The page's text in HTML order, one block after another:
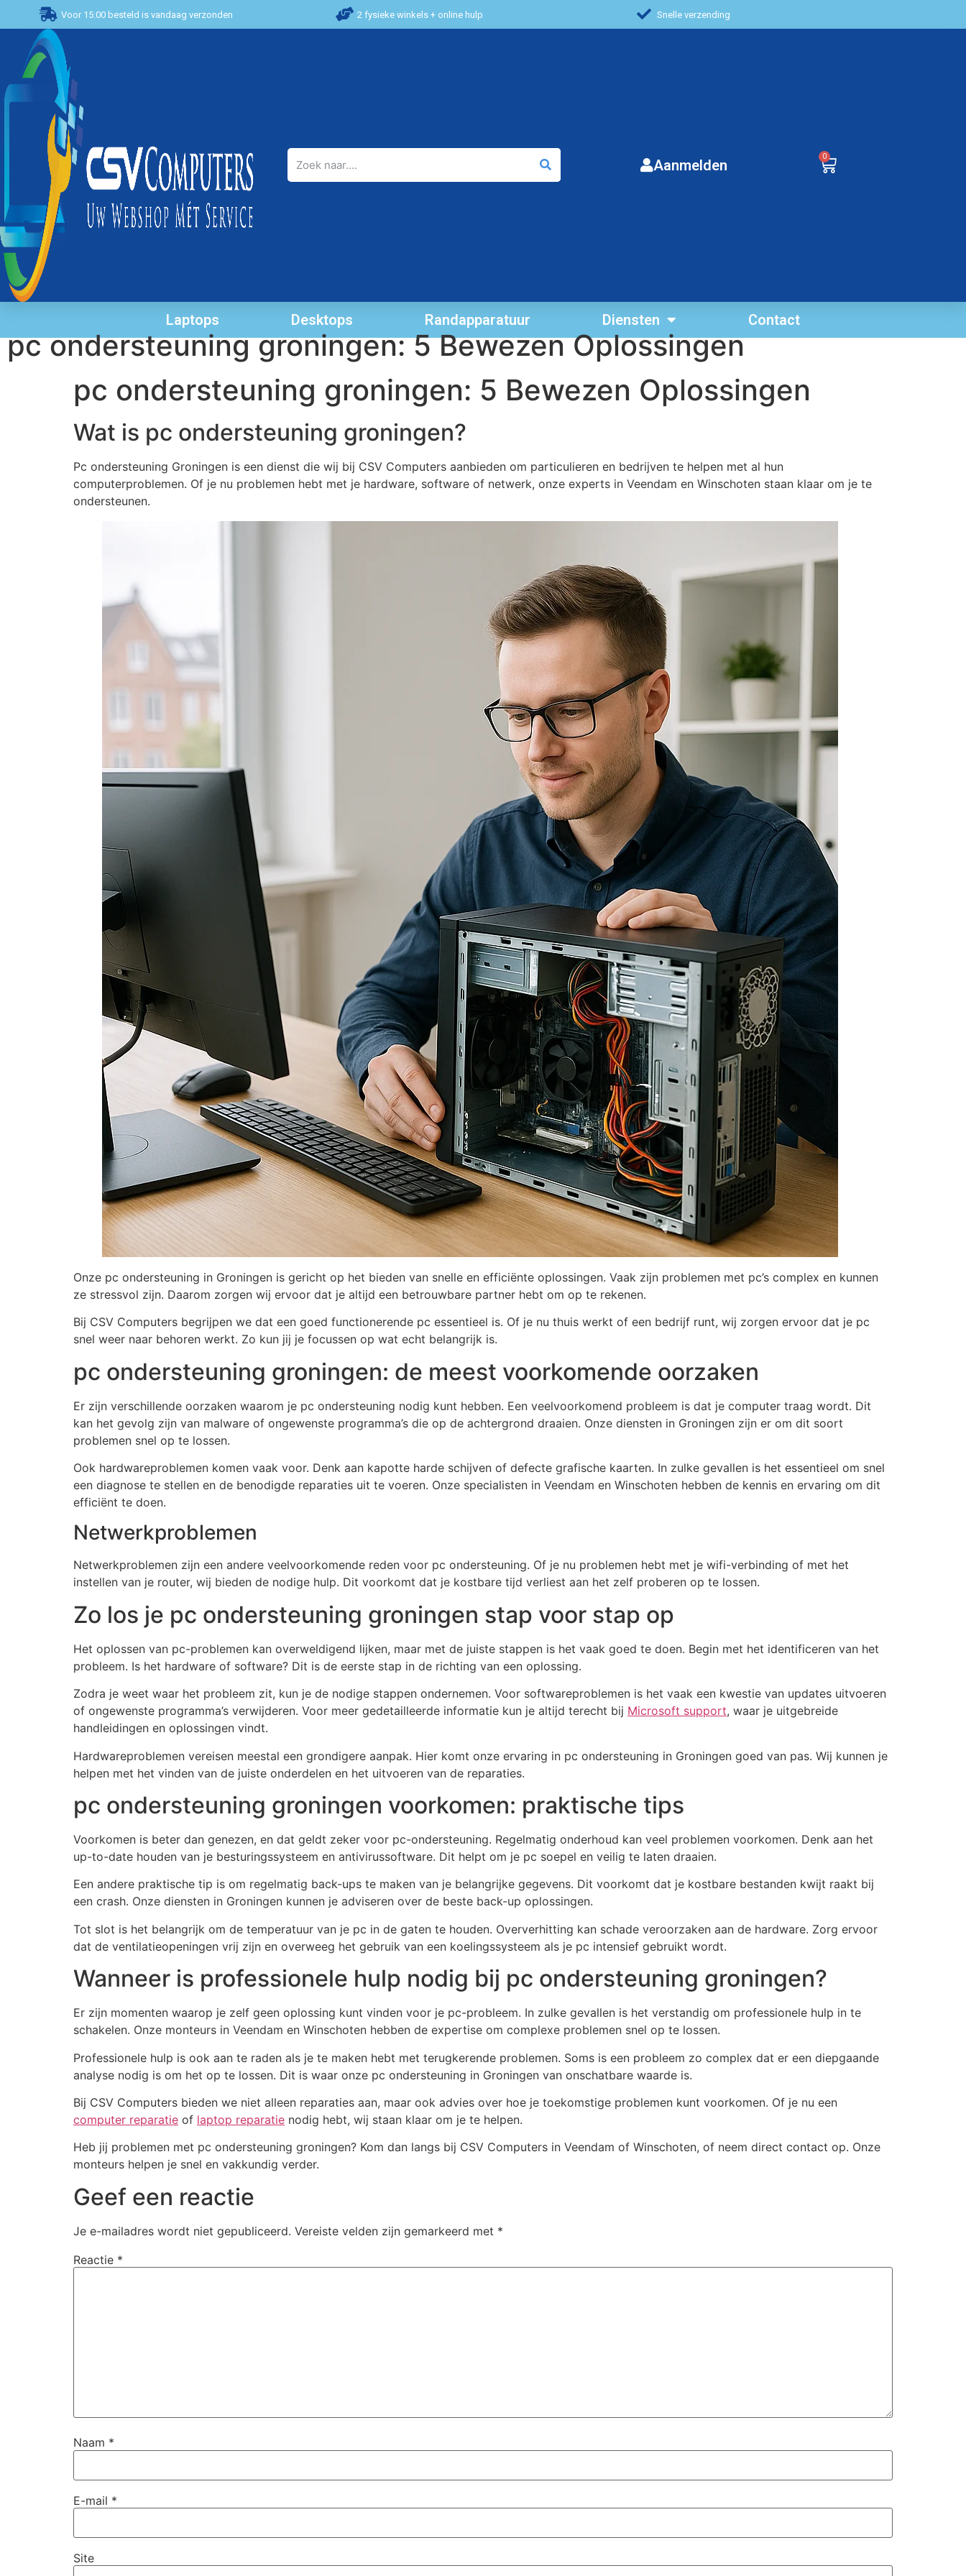
Voor 15:00 besteld is vandaag verzonden 2 fysieke winkels + online hulp Snelle verzending
Aanmelden 0
Laptops Desktops Randapparatuur Diensten Contact
pc ondersteuning groningen: 5 Bewezen Oplossingen
pc ondersteuning groningen: 5 Bewezen Oplossingen
Wat is pc ondersteuning groningen?
Pc ondersteuning Groningen is een dienst die wij bij CSV Computers aanbieden om particulieren en bedrijven te helpen met al hun
computerproblemen. Of je nu problemen hebt met je hardware, software of netwerk, onze experts in Veendam en Winschoten staan klaar om je te
ondersteunen.
Onze pc ondersteuning in Groningen is gericht op het bieden van snelle en efficiënte oplossingen. Vaak zijn problemen met pc’s complex en kunnen
ze stressvol zijn. Daarom zorgen wij ervoor dat je altijd een betrouwbare partner hebt om op te rekenen.
Bij CSV Computers begrijpen we dat een goed functionerende pc essentieel is. Of je nu thuis werkt of een bedrijf runt, wij zorgen ervoor dat je pc
snel weer naar behoren werkt. Zo kun jij je focussen op wat echt belangrijk is.
pc ondersteuning groningen: de meest voorkomende oorzaken
Er zijn verschillende oorzaken waarom je pc ondersteuning nodig kunt hebben. Een veelvoorkomend probleem is dat je computer traag wordt. Dit
kan het gevolg zijn van malware of ongewenste programma’s die op de achtergrond draaien. Onze diensten in Groningen zijn er om dit soort
problemen snel op te lossen.
Ook hardwareproblemen komen vaak voor. Denk aan kapotte harde schijven of defecte grafische kaarten. In zulke gevallen is het essentieel om snel
een diagnose te stellen en de benodigde reparaties uit te voeren. Onze specialisten in Veendam en Winschoten hebben de kennis en ervaring om dit
efficiënt te doen.
Netwerkproblemen
Netwerkproblemen zijn een andere veelvoorkomende reden voor pc ondersteuning. Of je nu problemen hebt met je wifi-verbinding of met het
instellen van je router, wij bieden de nodige hulp. Dit voorkomt dat je kostbare tijd verliest aan het zelf proberen op te lossen.
Zo los je pc ondersteuning groningen stap voor stap op
Het oplossen van pc-problemen kan overweldigend lijken, maar met de juiste stappen is het vaak goed te doen. Begin met het identificeren van het
probleem. Is het hardware of software? Dit is de eerste stap in de richting van een oplossing.
Zodra je weet waar het probleem zit, kun je de nodige stappen ondernemen. Voor softwareproblemen is het vaak een kwestie van updates uitvoeren
of ongewenste programma’s verwijderen. Voor meer gedetailleerde informatie kun je altijd terecht bij Microsoft support, waar je uitgebreide
handleidingen en oplossingen vindt.
Hardwareproblemen vereisen meestal een grondigere aanpak. Hier komt onze ervaring in pc ondersteuning in Groningen goed van pas. Wij kunnen je
helpen met het vinden van de juiste onderdelen en het uitvoeren van de reparaties.
pc ondersteuning groningen voorkomen: praktische tips
Voorkomen is beter dan genezen, en dat geldt zeker voor pc-ondersteuning. Regelmatig onderhoud kan veel problemen voorkomen. Denk aan het
up-to-date houden van je besturingssysteem en antivirussoftware. Dit helpt om je pc soepel en veilig te laten draaien.
Een andere praktische tip is om regelmatig back-ups te maken van je belangrijke gegevens. Dit voorkomt dat je kostbare bestanden kwijt raakt bij
een crash. Onze diensten in Groningen kunnen je adviseren over de beste back-up oplossingen.
Tot slot is het belangrijk om de temperatuur van je pc in de gaten te houden. Oververhitting kan schade veroorzaken aan de hardware. Zorg ervoor
dat de ventilatieopeningen vrij zijn en overweeg het gebruik van een koelingssysteem als je pc intensief gebruikt wordt.
Wanneer is professionele hulp nodig bij pc ondersteuning groningen?
Er zijn momenten waarop je zelf geen oplossing kunt vinden voor je pc-probleem. In zulke gevallen is het verstandig om professionele hulp in te
schakelen. Onze monteurs in Veendam en Winschoten hebben de expertise om complexe problemen snel op te lossen.
Professionele hulp is ook aan te raden als je te maken hebt met terugkerende problemen. Soms is een probleem zo complex dat er een diepgaande
analyse nodig is om het op te lossen. Dit is waar onze pc ondersteuning in Groningen van onschatbare waarde is.
Bij CSV Computers bieden we niet alleen reparaties aan, maar ook advies over hoe je toekomstige problemen kunt voorkomen. Of je nu een
computer reparatie of laptop reparatie nodig hebt, wij staan klaar om je te helpen.
Heb jij problemen met pc ondersteuning groningen? Kom dan langs bij CSV Computers in Veendam of Winschoten, of neem direct contact op. Onze
monteurs helpen je snel en vakkundig verder.
Geef een reactie
Je e-mailadres wordt niet gepubliceerd. Vereiste velden zijn gemarkeerd met *
Reactie *
Naam *
E-mail *
Site